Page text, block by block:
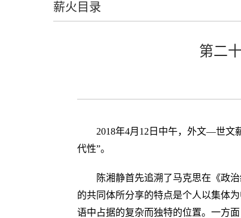
薪火目录
第二
2018年4月12日中午，外文—世文
代性”。
陈湘静首先追溯了马克思在《政
的共同体所分享的特点是个人以集体
语中占据的复杂而独特的位置。一方